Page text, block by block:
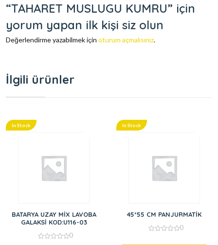
“TAHARET MUSLUGU KUMRU” için
yorum yapan ilk kişi siz olun
Değerlendirme yazabilmek için oturum açmalısınız.
İlgili ürünler
In Stock
BATARYA UZAY MİX LAVOBA
GALAKSİ KOD:U116-03
0
In Stock
45*55 CM PANJURMATİK
0